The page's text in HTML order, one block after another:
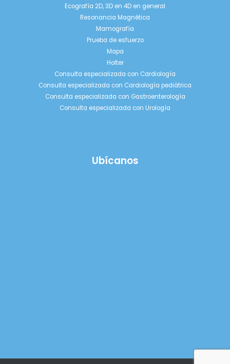
Ecografía 2D, 3D en 4D en general
Resonancia Magnética
Mamografía
Prueba de esfuerzo
Mapa
Holter
Consulta especializada con Cardiología
Consulta especializada con Cardiología pediátrica
Consulta especializada con Gastroenterología
Consulta especializada con Urología
Ubícanos